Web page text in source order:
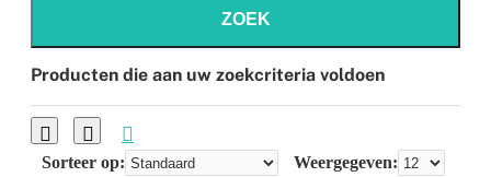
ZOEK
Producten die aan uw zoekcriteria voldoen
Sorteer op: Weergegeven: